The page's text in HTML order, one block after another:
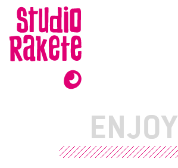
Zum
Inhalt
Studio
Rakete
ENJOY